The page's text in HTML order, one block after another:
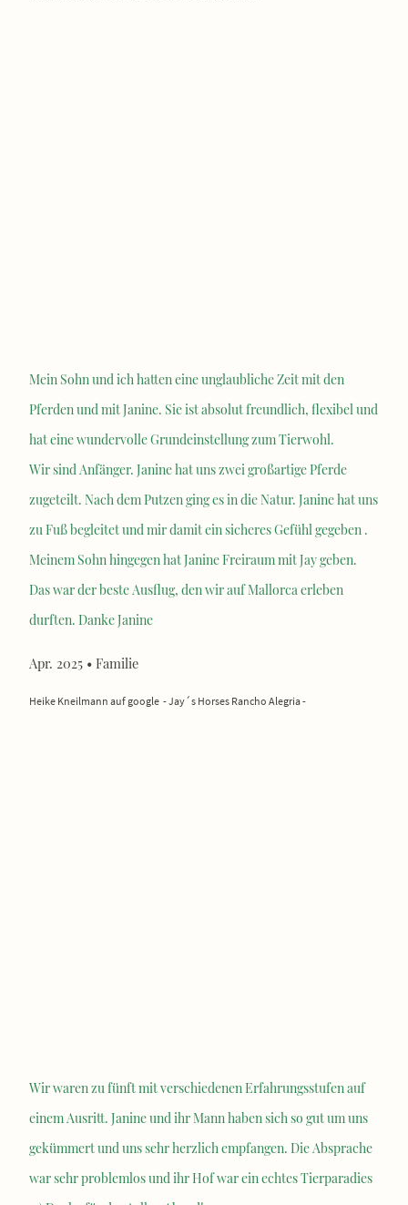
Mein Sohn und ich hatten eine unglaubliche Zeit mit den
Pferden und mit Janine. Sie ist absolut freundlich, flexibel und
hat eine wundervolle Grundeinstellung zum Tierwohl.
Wir sind Anfänger. Janine hat uns zwei großartige Pferde
zugeteilt. Nach dem Putzen ging es in die Natur. Janine hat uns
zu Fuß begleitet und mir damit ein sicheres Gefühl gegeben .
Meinem Sohn hingegen hat Janine Freiraum mit Jay geben.
Das war der beste Ausflug, den wir auf Mallorca erleben
durften. Danke Janine
Apr. 2025 • Familie
Heike Kneilmann auf google - Jay´s Horses Rancho Alegria -
Wir waren zu fünft mit verschiedenen Erfahrungsstufen auf
einem Ausritt. Janine und ihr Mann haben sich so gut um uns
gekümmert und uns sehr herzlich empfangen. Die Absprache
war sehr problemlos und ihr Hof war ein echtes Tierparadies